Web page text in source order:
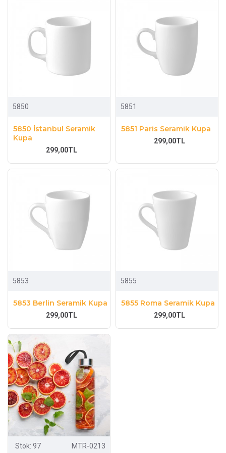
5850
5850 İstanbul Seramik
Kupa
299,00TL
5851
5851 Paris Seramik Kupa
299,00TL
5853
5853 Berlin Seramik Kupa
299,00TL
5855
5855 Roma Seramik Kupa
299,00TL
Stok: 97 MTR-0213